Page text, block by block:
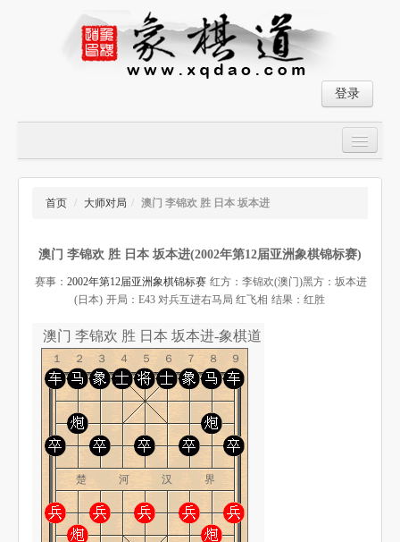
登录
大师对局
象棋棋谱
残局破解
象棋小游戏
首页 / 大师对局 / 澳门 李锦欢 胜 日本 坂本进
澳门 李锦欢 胜 日本 坂本进(2002年第12届亚洲象棋锦标赛)
赛事： 2002年第12届亚洲象棋锦标赛 红方：李锦欢(澳门)黑方：坂本进
(日本) 开局：E43 对兵互进右马局 红飞相 结果：红胜
澳门 李锦欢 胜 日本 坂本进-象棋道
１２３４５６７８９
楚 河 汉 界